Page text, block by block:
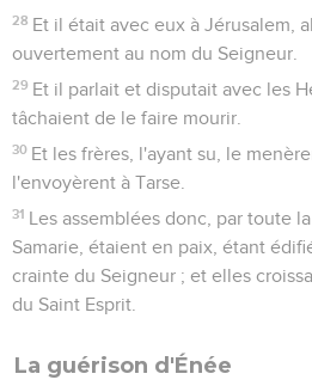
28 Et il était avec eux à Jérusalem,
ouvertement au nom du Seigneur.
29 Et il parlait et disputait avec les
tâchaient de le faire mourir.
30 Et les frères, l'ayant su, le
l'envoyèrent à Tarse.
31 Les assemblées donc, par toute
Samarie, étaient en paix, étant
crainte du Seigneur ; et elles
du Saint Esprit.
La guérison d'Énée